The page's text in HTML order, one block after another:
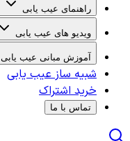
راهنمای عیب یابی
ویدیو های عیب یابی
آموزش مبانی عیب یابی
شبیه ساز عیب یابی
خرید اشتراک
تماس با ما